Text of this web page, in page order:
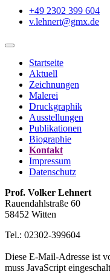
+49 2302 399 604
v.lehnert@gmx.de
Startseite
Aktuell
Zeichnungen
Malerei
Druckgraphik
Ausstellungen
Publikationen
Biographie
Kontakt
Impressum
Datenschutz
Prof. Volker Lehnert
Rauendahlstraße 60
58452 Witten
Tel.: 02302-399604
Diese E-Mail-Adresse ist
muss JavaScript